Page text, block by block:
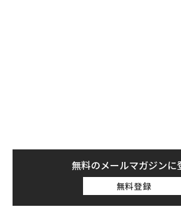
無料のメールマガジンに
無料登録